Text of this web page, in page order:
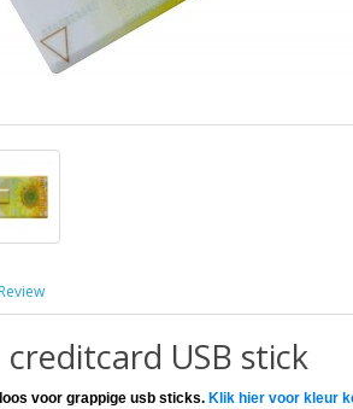
Review
USB stick
voor grappige usb sticks. Klik hier voor kleur